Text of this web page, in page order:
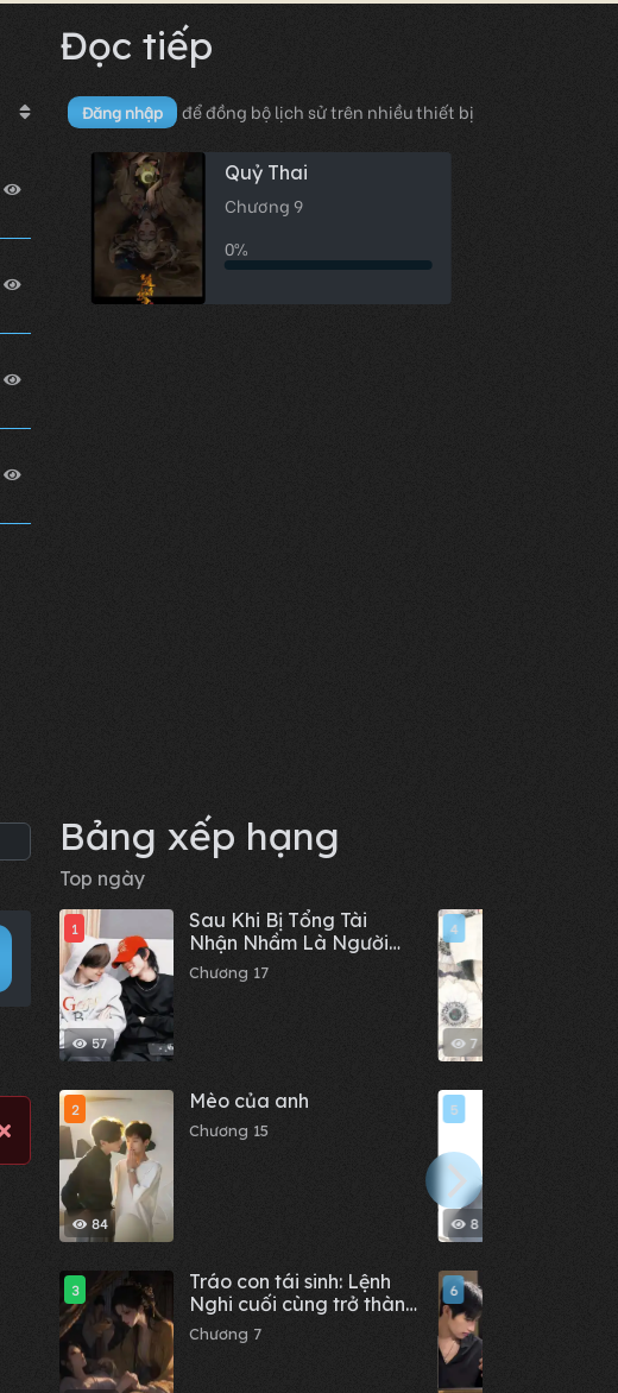
Đọc tiếp
Đăng nhập để đồng bộ lịch sử trên nhiều thiết bị
Quỷ Thai
Chương 9
0%
Bảng xếp hạng
Top ngày
57
1
Sau Khi Bị Tổng Tài
Nhận Nhầm Là Người
Yêu Qua Mạng
Chương 17
84
2 Mèo của anh
Chương 15
3
Tráo con tái sinh: Lệnh
Nghi cuối cùng trở thành
Thái tử phi
Chương 7
7
4
8
5
6